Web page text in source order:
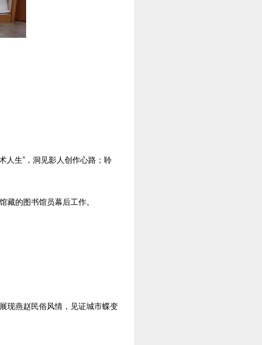
人生”，洞见影人创作心路；聆
藏的图书馆员幕后工作。
现燕赵民俗风情，见证城市蝶变